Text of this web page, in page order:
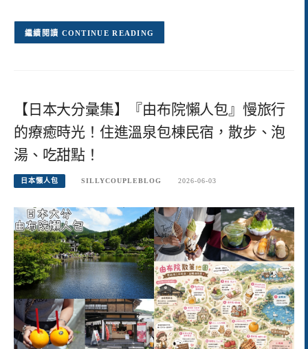
CONTINUE READING
【日本大分彙集】『由布院懶人包』慢旅行
的療癒時光！住進溫泉包棟民宿，散步、泡
湯、吃甜點！
日本懶人包 SILLYCOUPLEBLOG 2026-06-03